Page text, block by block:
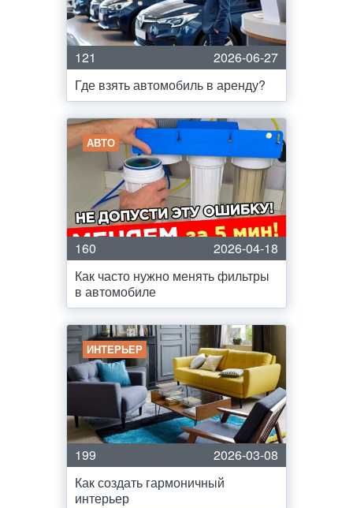
121
2026-06-27
Где взять автомобиль в аренду?
АВТО
160
2026-04-18
Как часто нужно менять фильтры
в автомобиле
ИНТЕРЬЕР
199
2026-03-08
Как создать гармоничный
интерьер